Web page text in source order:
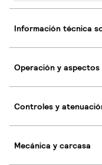
Información técnica
Operación y
Controles y
Mecánica y carcasa